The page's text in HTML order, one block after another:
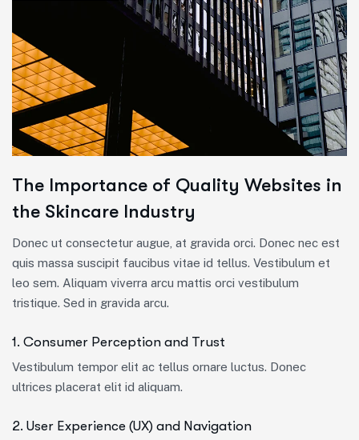
The Importance of Quality Websites in
the Skincare Industry
Donec ut consectetur augue, at gravida orci. Donec nec est
quis massa suscipit faucibus vitae id tellus. Vestibulum et
leo sem. Aliquam viverra arcu mattis orci vestibulum
tristique. Sed in gravida arcu.
1. Consumer Perception and Trust
Vestibulum tempor elit ac tellus ornare luctus. Donec
ultrices placerat elit id aliquam.
2. User Experience (UX) and Navigation